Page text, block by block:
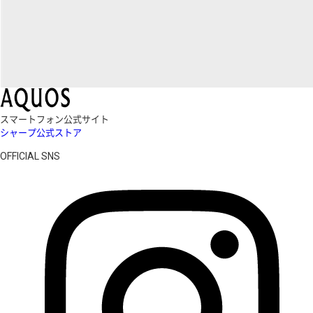
スマートフォン公式サイト
シャープ公式ストア
OFFICIAL SNS